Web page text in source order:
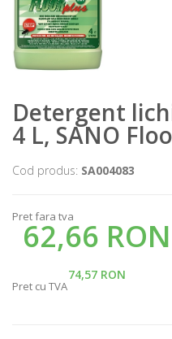
Detergent
4 L, SANO
Cod produs: SA004083
Pret fara tva
62,66 RON
74,57 RON
Pret cu TVA